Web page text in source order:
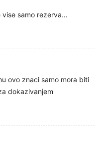
vise samo rezerva…
ovo znaci samo mora biti
dokazivanjem